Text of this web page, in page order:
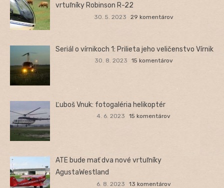
vrtuľníky Robinson R-22
30. 5. 2023 29 komentárov
Seriál o vírnikoch 1: Prilieta jeho veličenstvo Vírnik
30. 8. 2023 15 komentárov
Ľuboš Vnuk: fotogaléria helikoptér
4. 6. 2023 15 komentárov
ATE bude mať dva nové vrtuľníky
AgustaWestland
6. 8. 2023 13 komentárov